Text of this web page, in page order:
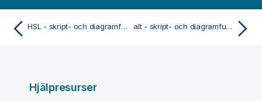
HSL - skript- och diagramfunktion alt - skript- och diagramfunktion
Hjälpresurser